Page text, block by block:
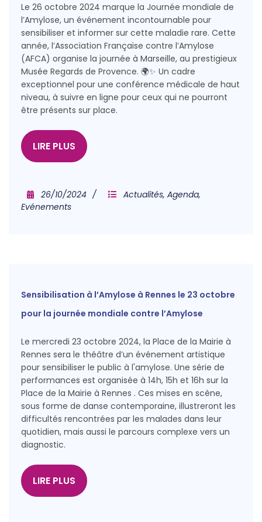
Le 26 octobre 2024 marque la Journée mondiale de
l’Amylose, un événement incontournable pour
sensibiliser et informer sur cette maladie rare. Cette
année, l’Association Française contre l’Amylose
(AFCA) organise la journée à Marseille, au prestigieux
Musée Regards de Provence. 🌍✨ Un cadre
exceptionnel pour une conférence médicale de haut
niveau, à suivre en ligne pour ceux qui ne pourront
être présents sur place.
LIRE PLUS
26/10/2024 Actualités, Agenda,
Evénements
Sensibilisation à l’Amylose à Rennes le 23 octobre
pour la journée mondiale contre l’Amylose
Le mercredi 23 octobre 2024, la Place de la Mairie à
Rennes sera le théâtre d’un événement artistique
pour sensibiliser le public à l'amylose. Une série de
performances est organisée à 14h, 15h et 16h sur la
Place de la Mairie à Rennes . Ces mises en scène,
sous forme de danse contemporaine, illustreront les
difficultés rencontrées par les malades dans leur
quotidien, mais aussi le parcours complexe vers un
diagnostic.
LIRE PLUS